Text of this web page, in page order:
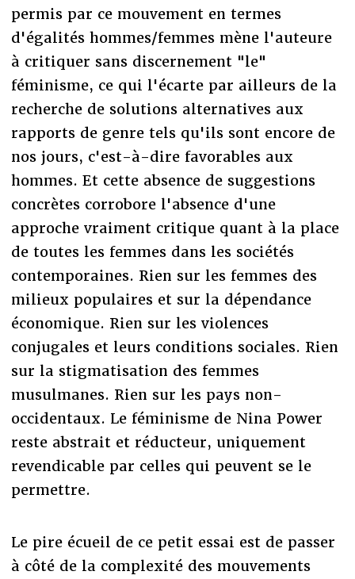
permis par ce mouvement en termes
d'égalités hommes/femmes mène l'auteure
à critiquer sans discernement "le"
féminisme, ce qui l'écarte par ailleurs de la
recherche de solutions alternatives aux
rapports de genre tels qu'ils sont encore de
nos jours, c'est-à-dire favorables aux
hommes. Et cette absence de suggestions
concrètes corrobore l'absence d'une
approche vraiment critique quant à la place
de toutes les femmes dans les sociétés
contemporaines. Rien sur les femmes des
milieux populaires et sur la dépendance
économique. Rien sur les violences
conjugales et leurs conditions sociales. Rien
sur la stigmatisation des femmes
musulmanes. Rien sur les pays non-
occidentaux. Le féminisme de Nina Power
reste abstrait et réducteur, uniquement
revendicable par celles qui peuvent se le
permettre.
Le pire écueil de ce petit essai est de passer
à côté de la complexité des mouvements